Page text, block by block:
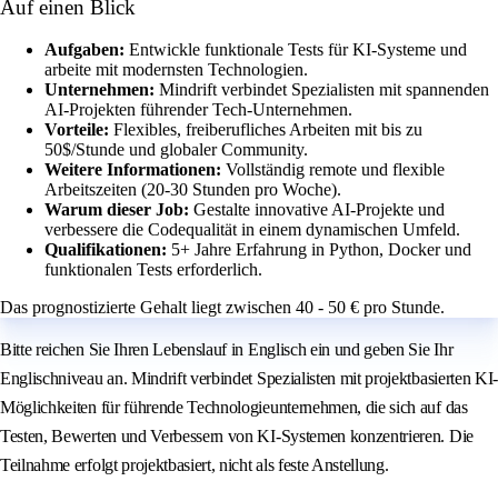
Auf einen Blick
Aufgaben: Entwickle funktionale Tests für KI-Systeme und
arbeite mit modernsten Technologien.
Unternehmen: Mindrift verbindet Spezialisten mit spannenden
AI-Projekten führender Tech-Unternehmen.
Vorteile: Flexibles, freiberufliches Arbeiten mit bis zu
50$/Stunde und globaler Community.
Weitere Informationen: Vollständig remote und flexible
Arbeitszeiten (20-30 Stunden pro Woche).
Warum dieser Job: Gestalte innovative AI-Projekte und
verbessere die Codequalität in einem dynamischen Umfeld.
Qualifikationen: 5+ Jahre Erfahrung in Python, Docker und
funktionalen Tests erforderlich.
Das prognostizierte Gehalt liegt zwischen 40 - 50 € pro Stunde.
Bitte reichen Sie Ihren Lebenslauf in Englisch ein und geben Sie Ihr
Englischniveau an. Mindrift verbindet Spezialisten mit projektbasierten KI-
Möglichkeiten für führende Technologieunternehmen, die sich auf das
Testen, Bewerten und Verbessern von KI-Systemen konzentrieren. Die
Teilnahme erfolgt projektbasiert, nicht als feste Anstellung.